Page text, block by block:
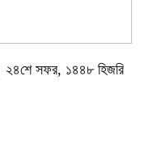
২৪শে সফর, ১৪৪৮ হিজরি